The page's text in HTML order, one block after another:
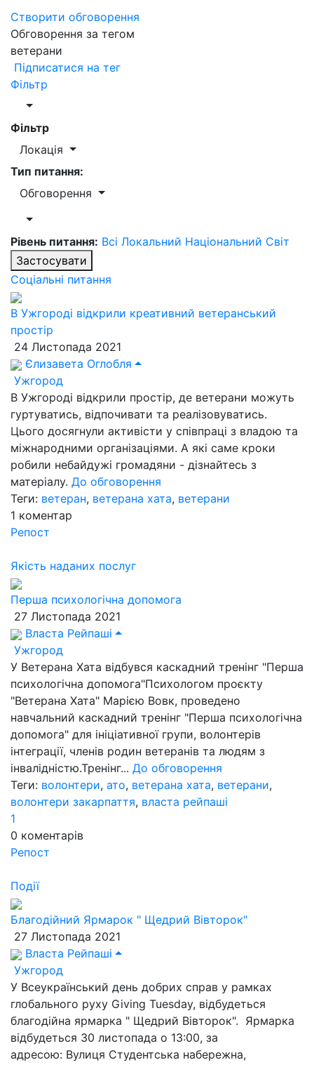
Створити обговорення
Обговорення за тегом
ветерани
Підписатися на тег
Фільтр
Фільтр
Локація
Тип питання:
Обговорення
Рівень питання: Всі Локальний Національний Світ
Застосувати
Соціальні питання
В Ужгороді відкрили креативний ветеранський
простір
24 Листопада 2021
Єлизавета Оглобля
Ужгород
В Ужгороді відкрили простір, де ветерани можуть
гуртуватись, відпочивати та реалізовуватись.
Цього досягнули активісти у співпраці з владою та
міжнародними організаціями. А які саме кроки
робили небайдужі громадяни - дізнайтесь з
матеріалу. До обговорення
Теги: ветеран, ветерана хата, ветерани
1 коментар
Репост
Якість наданих послуг
Перша психологічна допомога
27 Листопада 2021
Власта Рейпаші
Ужгород
У Ветерана Хата відбувся каскадний тренінг "Перша
психологічна допомога"Психологом проєкту
"Ветерана Хата" Марією Вовк, проведено
навчальний каскадний тренінг "Перша психологічна
допомога" для ініціативної групи, волонтерів
інтеграції, членів родин ветеранів та людям з
інвалідністю.Тренінг... До обговорення
Теги: волонтери, ато, ветерана хата, ветерани,
волонтери закарпаття, власта рейпаші
1
0 коментарів
Репост
Події
Благодійний Ярмарок " Щедрий Вівторок"
27 Листопада 2021
Власта Рейпаші
Ужгород
У Всеукраїнський день добрих справ у рамках
глобального руху Giving Tuesday, відбудеться
благодійна ярмарка " Щедрий Вівторок". Ярмарка
відбудеться 30 листопада о 13:00, за
адресою: Вулиця Студентська набережна,